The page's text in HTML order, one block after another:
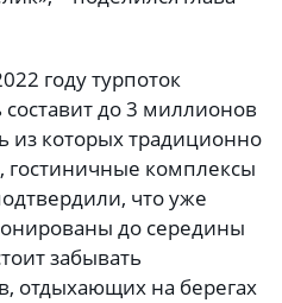
году турпоток
составит до 3 миллионов
из которых традиционно
гостиничные комплексы
что уже
до середины
забывать
отдыхающих на берегах